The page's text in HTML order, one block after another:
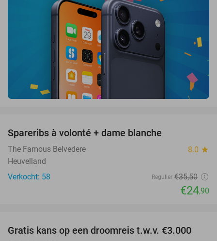
Spareribs à volonté + dame blanche
The Famous Belvedere 8.0 star
Heuvelland
Verkocht: 58
Regulier €35,50
€24,90
Gratis kans op een droomreis t.w.v. €3.000